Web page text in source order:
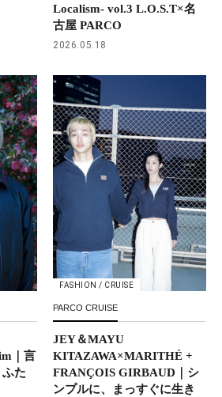
Localism- vol.3 L.O.S.T×名
古屋 PARCO
2026.05.18
｜言
た
FASHION / CRUISE
PARCO CRUISE
JEY＆MAYU
KITAZAWA×MARITHÉ +
FRANÇOIS GIRBAUD｜シ
ンプルに、まっすぐに生き